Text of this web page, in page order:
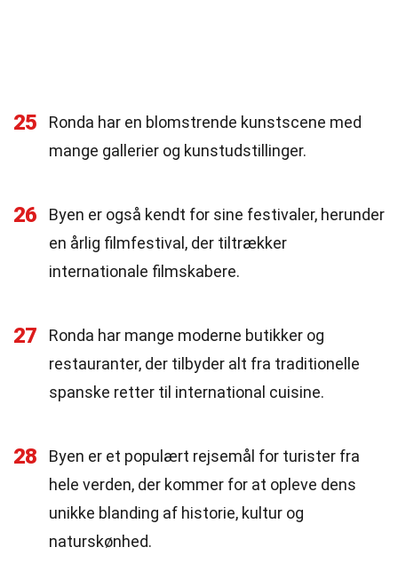
25
Ronda har en blomstrende kunstscene med
mange gallerier og kunstudstillinger.
26
Byen er også kendt for sine festivaler, herunder
en årlig filmfestival, der tiltrækker
internationale filmskabere.
27
Ronda har mange moderne butikker og
restauranter, der tilbyder alt fra traditionelle
spanske retter til international cuisine.
28
Byen er et populært rejsemål for turister fra
hele verden, der kommer for at opleve dens
unikke blanding af historie, kultur og
naturskønhed.